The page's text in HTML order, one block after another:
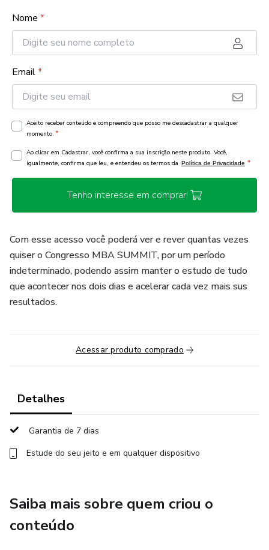
Nome *
Email*
Aceito receber conteúdo e compreendo que posso me descadastrar a qualquer
momento. *
Ao clicar em Cadastrar, você confirma a sua inscrição neste produto. Você,
igualmente, confirma que leu, e entendeu os termos da Política de Privacidade *
Tenho interesse em comprar!
Com esse acesso você poderá ver e rever quantas vezes
quiser o Congresso MBA SUMMIT, por um período
indeterminado, podendo assim manter o estudo de tudo
que acontecer nos dois dias e acelerar cada vez mais sus
resultados.
Acessar produto comprado
Detalhes
Garantia de 7 dias
Estude do seu jeito e em qualquer dispositivo
Saiba mais sobre quem criou o
conteúdo